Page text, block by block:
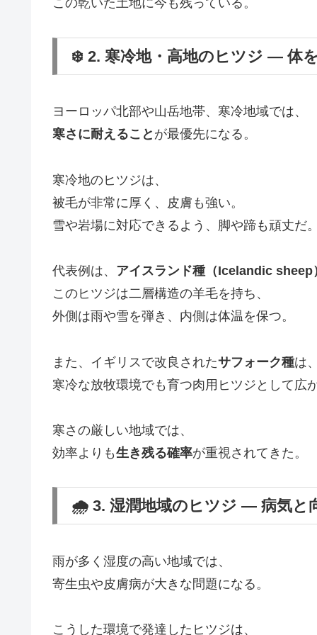
この乾いた土地に今も残っている。
❄️ 2. 寒冷地・高地のヒツジ ― 体
ヨーロッパ北部や山岳地帯、寒冷地域では、
寒さに耐えること が最優先になる。
寒冷地のヒツジは、
被毛が非常に厚く、皮膚も強い。
雪や岩場に対応できるよう、脚や蹄も頑丈だ。
代表例は、 アイスランド種（Icelandic sheep
このヒツジは二層構造の羊毛を持ち、
外側は雨や雪を弾き、内側は体温を保つ。
また、イギリスで改良されたサフォーク種は、
寒冷な放牧環境でも育つ肉用ヒツジとして広が
寒さの厳しい地域では、
効率よりも生き残る確率が重視されてきた。
🌧️ 3. 湿潤地域のヒツジ ― 病気と
雨が多く湿度の高い地域では、
寄生虫や皮膚病が大きな問題になる。
こうした環境で発達したヒツジは、